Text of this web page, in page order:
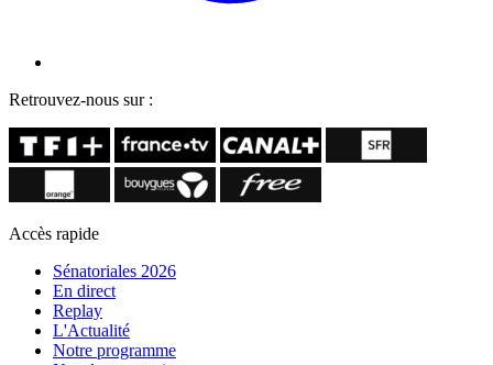
Retrouvez-nous sur :
Accès rapide
Sénatoriales 2026
En direct
Replay
L'Actualité
Notre programme